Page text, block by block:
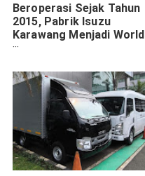
Beroperasi Sejak Tahun
2015, Pabrik Isuzu
Karawang Menjadi World
Class Manufacture
Ke 300.000 Unit